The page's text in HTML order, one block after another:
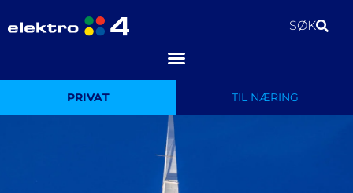
SØK
PRIVAT TIL NÆRING